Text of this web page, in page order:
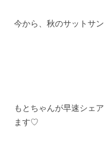
今から、秋のサットサ
もとちゃんが早速シェ
ます♡